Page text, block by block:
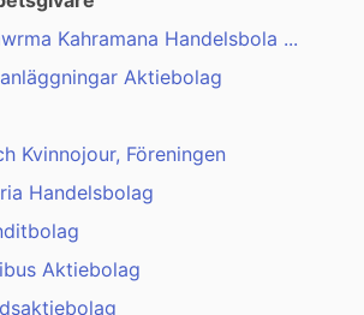
Kahramana Handelsbola ...
Aktiebolag
Kvinnojour, Föreningen
Handelsbolag
Aktiebolag